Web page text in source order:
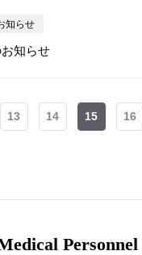
知らせ
知らせ
13 14 15 16
Personnel